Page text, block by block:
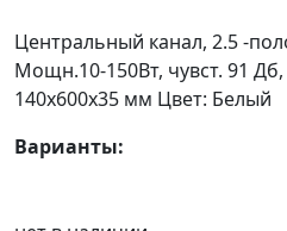
Центральный канал, 2.5 -
Мощн.10-150Вт, чувст. 91
140х600х35 мм Цвет: Белый
Варианты: